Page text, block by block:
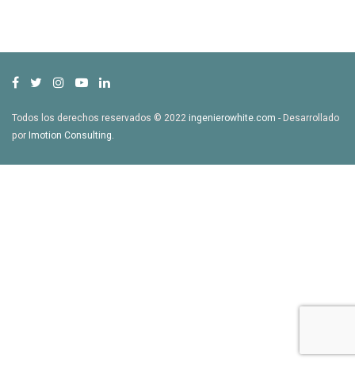
Todos los derechos reservados © 2022ingenierowhite.com - Desarrollado
porImotion Consulting.